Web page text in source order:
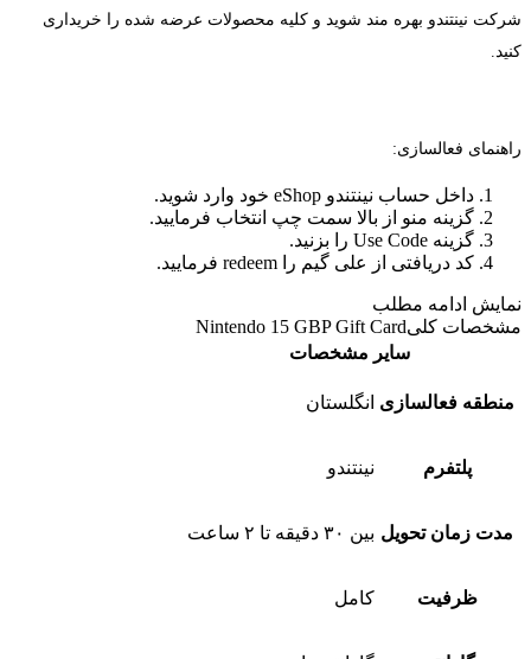
شرکت نینتندو بهره مند شوید و کلیه محصولات عرضه شده را خریداری
کنید.
راهنمای فعالسازی:
داخل حساب نینتندو eShop خود وارد شوید.
گزینه منو از بالا سمت چپ انتخاب فرمایید.
گزینه Use Code را بزنید.
کد دریافتی از علی گیم را redeem فرمایید.
نمایش ادامه مطلب
مشخصات کلیNintendo 15 GBP Gift Card
سایر مشخصات
منطقه فعالسازی انگلستان
پلتفرم نینتندو
مدت زمان تحویل بین ۳۰ دقیقه تا ۲ ساعت
ظرفیت کامل